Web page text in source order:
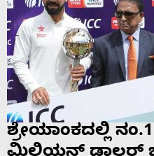
ಶ್ರೇಯಾಂಕದಲ್ಲಿ